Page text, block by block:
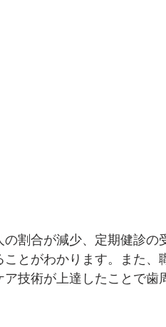
割合が減少、定期健診
とがわかります。また
技術が上達したことで歯